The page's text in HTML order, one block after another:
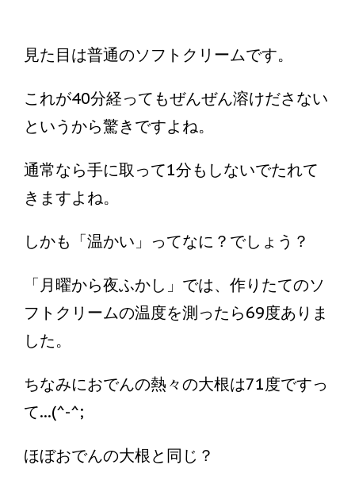
見た目は普通のソフトクリームです。
これが40分経ってもぜんぜん溶けださない
というから驚きですよね。
通常なら手に取って1分もしないでたれて
きますよね。
しかも「温かい」ってなに？でしょう？
「月曜から夜ふかし」では、作りたてのソ
フトクリームの温度を測ったら69度ありま
した。
ちなみにおでんの熱々の大根は71度ですっ
て...(^-^;
ほぼおでんの大根と同じ？